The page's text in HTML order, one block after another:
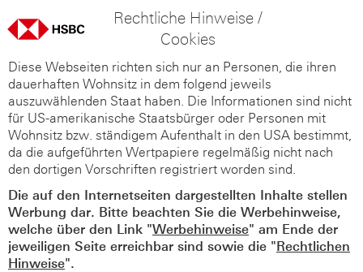
Rechtliche Hinweise /
Cookies
Diese Webseiten richten sich nur an Personen, die ihren
dauerhaften Wohnsitz in dem folgend jeweils
auszuwählenden Staat haben. Die Informationen sind nicht
für US-amerikanische Staatsbürger oder Personen mit
Wohnsitz bzw. ständigem Aufenthalt in den USA bestimmt,
da die aufgeführten Wertpapiere regelmäßig nicht nach
den dortigen Vorschriften registriert worden sind.
Die auf den Internetseiten dargestellten Inhalte stellen
Werbung dar. Bitte beachten Sie die Werbehinweise,
welche über den Link "Werbehinweise" am Ende der
jeweiligen Seite erreichbar sind sowie die "Rechtlichen
Hinweise".